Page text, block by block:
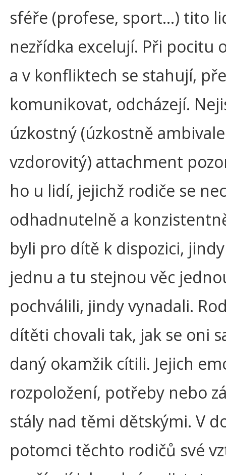
sféře (profese, sport…) tito
nezřídka excelují. Při pocitu
a v konfliktech se stahují,
komunikovat, odcházejí.
úzkostný (úzkostně
vzdorovitý) attachment
ho u lidí, jejichž rodiče se
odhadnutelně a
byli pro dítě k dispozici,
jednu a tu stejnou věc
pochválili, jindy vynadali.
dítěti chovali tak, jak se oni
daný okamžik cítili. Jejich
rozpoložení, potřeby nebo
stály nad těmi dětskými. V
potomci těchto rodičů své